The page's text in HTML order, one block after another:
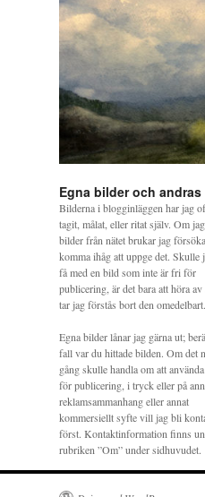
Egna bilder och andras
Bilderna i blogginläggen har jag
tagit, målat, eller ritat själv. Om
bilder från nätet brukar jag försöka
komma ihåg att uppge det. Skulle
få med en bild som inte är fri för
publicering, är det bara att höra av
tar jag förstås bort den omedelbart.
Egna bilder lånar jag gärna ut;
fall var du hittade bilden. Om det
gång skulle handla om att
för publicering, i tryck eller på
reklamsammanhang eller annat
kommersiellt syfte vill jag bli
först. Kontaktinformation finns
rubriken ”Om” under sidhuvudet.